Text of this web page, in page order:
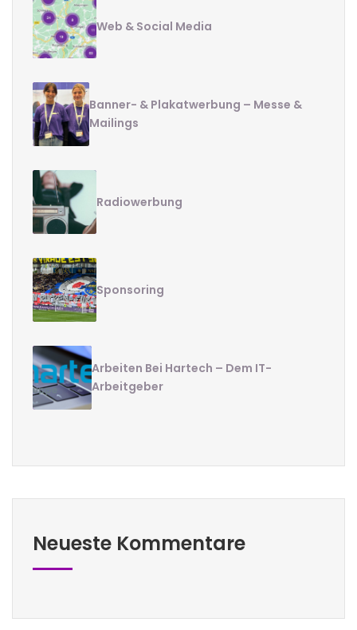
Web & Social Media
Banner- & Plakatwerbung – Messe &
Mailings
Radiowerbung
Sponsoring
Arbeiten Bei Hartech – Dem IT-
Arbeitgeber
Neueste Kommentare